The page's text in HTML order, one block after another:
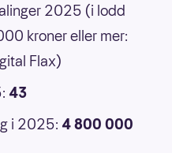
2025 (i lodd
kroner eller mer:
Flax)
43
i 2025: 4 800 000